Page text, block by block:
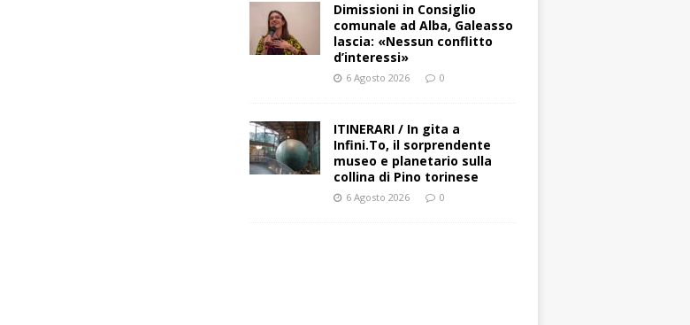
Dimissioni in Consiglio
comunale ad Alba, Galeasso
lascia: «Nessun conflitto
d’interessi»
6 Agosto 2026 0
ITINERARI / In gita a
Infini.To, il sorprendente
museo e planetario sulla
collina di Pino torinese
6 Agosto 2026 0